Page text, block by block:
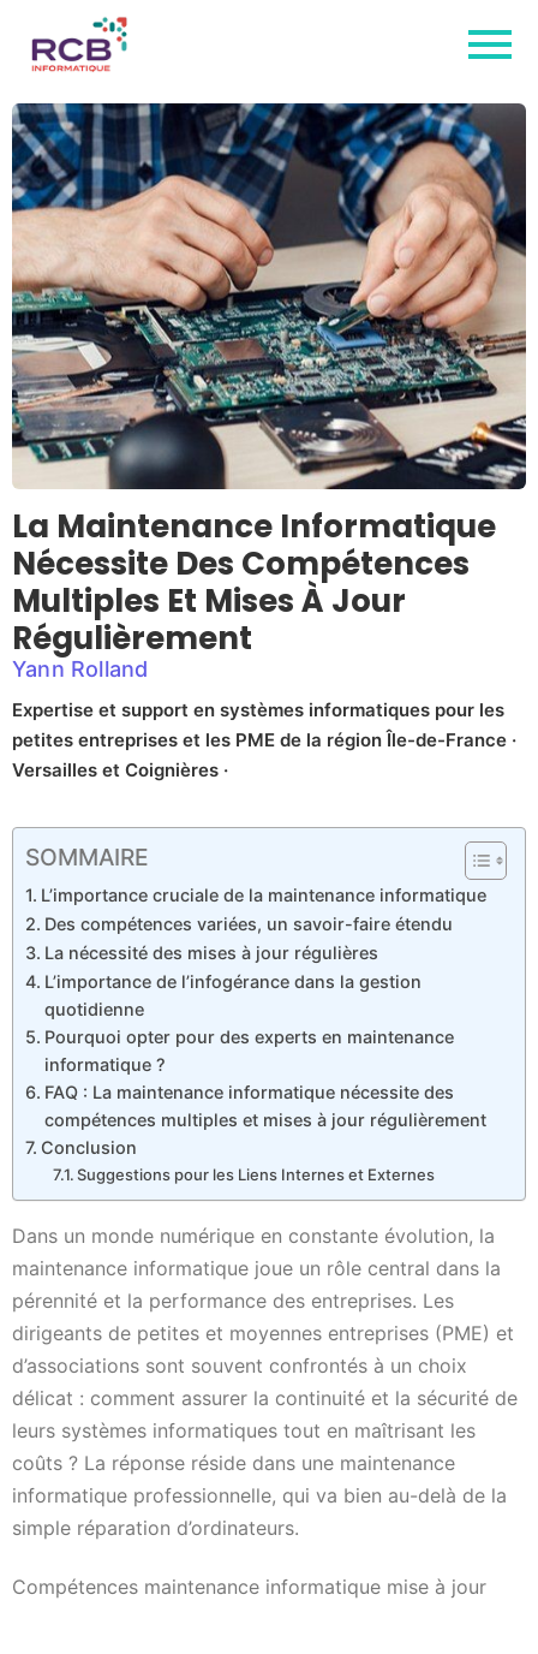
La Maintenance Informatique
Nécessite Des Compétences
Multiples Et Mises À Jour
Régulièrement
Yann Rolland
Expertise et support en systèmes informatiques pour les
petites entreprises et les PME de la région Île-de-France ·
Versailles et Coignières ·
SOMMAIRE
L’importance cruciale de la maintenance informatique
Des compétences variées, un savoir-faire étendu
La nécessité des mises à jour régulières
L’importance de l’infogérance dans la gestion
quotidienne
Pourquoi opter pour des experts en maintenance
informatique ?
FAQ : La maintenance informatique nécessite des
compétences multiples et mises à jour régulièrement
Conclusion
Suggestions pour les Liens Internes et Externes
Dans un monde numérique en constante évolution, la
maintenance informatique joue un rôle central dans la
pérennité et la performance des entreprises. Les
dirigeants de petites et moyennes entreprises (PME) et
d’associations sont souvent confrontés à un choix
délicat : comment assurer la continuité et la sécurité de
leurs systèmes informatiques tout en maîtrisant les
coûts ? La réponse réside dans une maintenance
informatique professionnelle, qui va bien au-delà de la
simple réparation d’ordinateurs.
Compétences maintenance informatique mise à jour